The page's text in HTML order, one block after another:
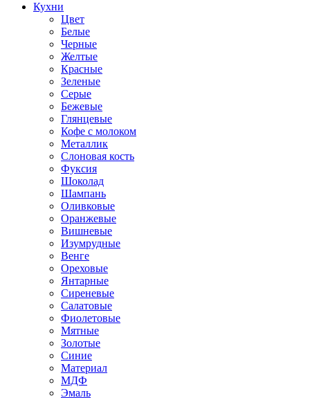
Кухни
Цвет
Белые
Черные
Желтые
Красные
Зеленые
Серые
Бежевые
Глянцевые
Кофе с молоком
Металлик
Слоновая кость
Фуксия
Шоколад
Шампань
Оливковые
Оранжевые
Вишневые
Изумрудные
Венге
Ореховые
Янтарные
Сиреневые
Салатовые
Фиолетовые
Мятные
Золотые
Синие
Материал
МДФ
Эмаль